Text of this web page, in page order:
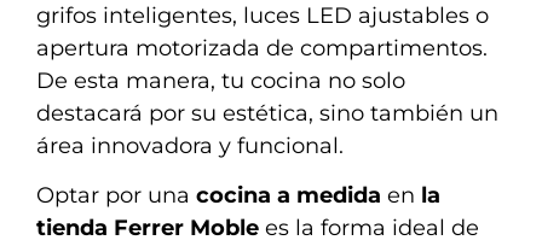
grifos inteligentes, luces LED ajustables o
apertura motorizada de compartimentos.
De esta manera, tu cocina no solo
destacará por su estética, sino también un
área innovadora y funcional.
Optar por una cocina a medida en la
tienda Ferrer Moble es la forma ideal de